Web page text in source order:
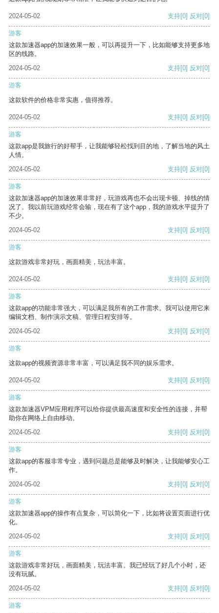
2024-05-02 支持[0] 反对[0]
游客
这款加速器app的加速效果一般，可以再提升一下，比如能够支持更多地
区的线路。
2024-05-02
支持[0] 反对[0]
游客
这款软件的价格非常实惠，值得推荐。
2024-05-02 支持[0] 反对[0]
游客
这款app是我旅行的好帮手，让我能够轻松找到目的地，了解当地的风土
人情。
2024-05-02
支持[0] 反对[0]
游客
这款加速器app的加速效果非常好，玩游戏再也不会出现卡顿、掉线的情
况了。我以前玩游戏经常会输，现在有了这个app，我的游戏水平提升了
不少。
2024-05-02
支持[0] 反对[0]
游客
这款游戏非常好玩，画面精美，玩法丰富。
2024-05-02 支持[0] 反对[0]
游客
这款app的功能非常强大，可以满足我所有的工作需求。我可以使用它来
编辑文档、制作演示文稿、管理日程安排等。
2024-05-02
支持[0] 反对[0]
游客
这款app的视频资源非常丰富，可以满足我不同的娱乐需求。
2024-05-02 支持[0] 反对[0]
游客
这款加速器VPM应用程序可以给你提供最高速度和安全性的连接，并帮
助你在网络上自由移动。
2024-05-02
支持[0] 反对[0]
游客
这款app的客服非常专业，遇到问题总是能够及时解决，让我能够安心工
作。
2024-05-02
支持[0] 反对[0]
游客
这款加速器app的操作有点复杂，可以简化一下，比如将设置页面进行优
化。
2024-05-02
支持[0] 反对[0]
游客
这款游戏非常好玩，画面精美，玩法丰富。我已经玩了好几个小时，还
没有玩腻。
2024-05-02
支持[0] 反对[0]
游客